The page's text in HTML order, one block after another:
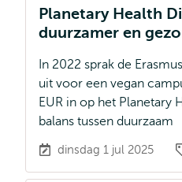
Planetary Health
duurzamer en
In 2022 sprak de
uit voor een vegan
EUR in op het Planetary
balans tussen duurzaam
dinsdag 1 jul 2025